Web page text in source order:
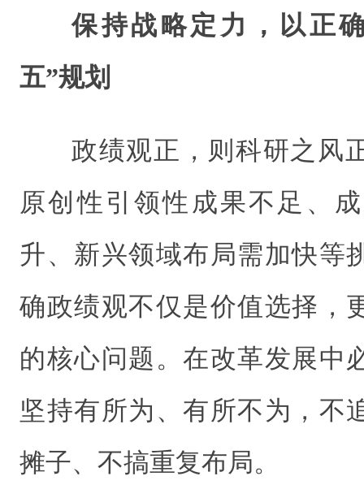
保持战略定力，以正
五”规划
政绩观正，则科研之风
原创性引领性成果不足、
升、新兴领域布局需加快等
确政绩观不仅是价值选择，
的核心问题。在改革发展中
坚持有所为、有所不为，不
摊子、不搞重复布局。